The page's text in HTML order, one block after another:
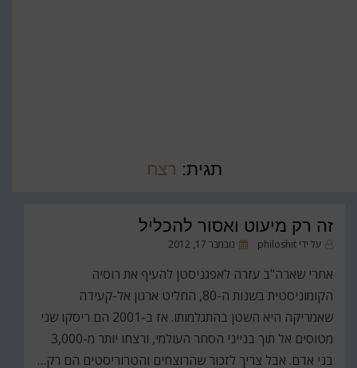
תגית: רצח
זה רק מיעוט ואסור להכליל
על ידי philoshit
פורסםנובמבר 17, 2012
אחרי שארה"ב עזרה לאפגניסטן להעיף את רוסיה
הקומוניסטית בשנות ה-80, החליט ארגון אל-קעידה
שאמריקה היא השטן בהתגלמותו. אז ב-2001 הם ריסקו שני
מטוסים אל תוך בנייני הסחר העולמי, ורצחו יותר מ-3,000
בני אדם. אבל צריך לזכור שהרוצחים והטרוריסטים הם רק…